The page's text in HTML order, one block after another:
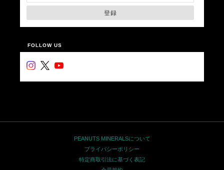
登録
FOLLOW US
PEANUTS MINERALSについて
プライバシーポリシー
特定商取引法に基づく表記